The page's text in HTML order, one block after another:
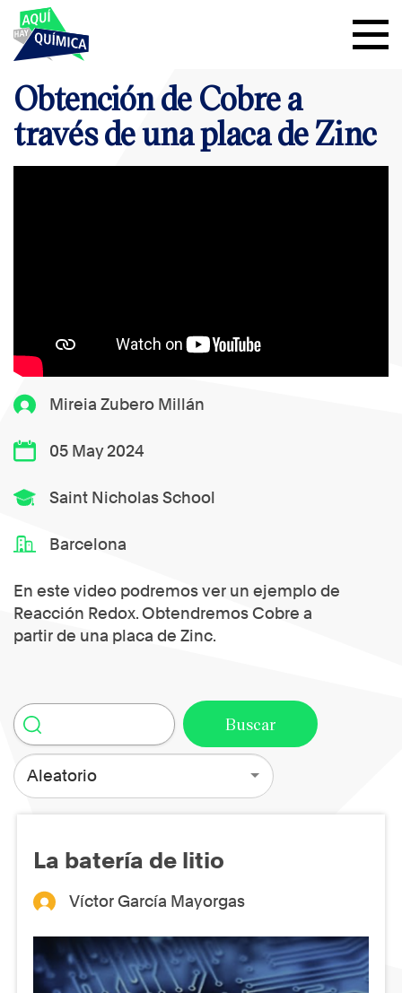
Mireia Zubero Millán
05 May 2024
Saint Nicholas School
Barcelona
En este video podremos ver un ejemplo de
Reacción Redox. Obtendremos Cobre a
partir de una placa de Zinc.
Obtención de Cobre a
través de una placa de Zinc
Aleatorio
La batería de litio
Víctor García Mayorgas